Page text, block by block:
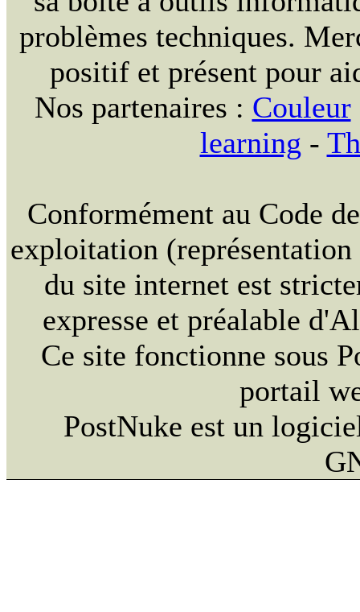
problèmes techniques.
positif et présent pour
Nos partenaires : Couleur
learning -
Conformément au Code
exploitation
du site internet est
expresse et préalable
Ce site fonctionne sous
portail
PostNuke est un